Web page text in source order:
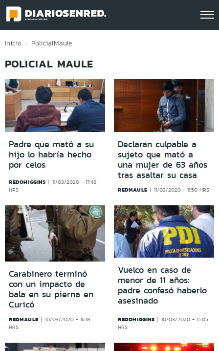
Click acá para ir directamente al contenido
Inicio PolicialMaule
POLICIAL MAULE
Padre que mató a su
hijo lo habría hecho
por celos
REDOHIGGINS
11/03/2020 - 17:48
HRS
Declaran culpable a
sujeto que mató a
una mujer de 63 años
tras asaltar su casa
REDMAULE 11/03/2020 - 11:50 HRS
Carabinero terminó
con un impacto de
bala en su pierna en
Curicó
REDMAULE
10/03/2020 - 16:18
HRS
Vuelco en caso de
menor de 11 años:
padre confesó haberlo
asesinado
REDOHIGGINS
10/03/2020 - 15:05
HRS